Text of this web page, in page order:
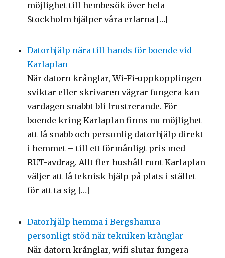
möjlighet till hembesök över hela
Stockholm hjälper våra erfarna […]
Datorhjälp nära till hands för boende vid
Karlaplan
När datorn krånglar, Wi-Fi-uppkopplingen
sviktar eller skrivaren vägrar fungera kan
vardagen snabbt bli frustrerande. För
boende kring Karlaplan finns nu möjlighet
att få snabb och personlig datorhjälp direkt
i hemmet – till ett förmånligt pris med
RUT-avdrag. Allt fler hushåll runt Karlaplan
väljer att få teknisk hjälp på plats i stället
för att ta sig […]
Datorhjälp hemma i Bergshamra –
personligt stöd när tekniken krånglar
När datorn krånglar, wifi slutar fungera